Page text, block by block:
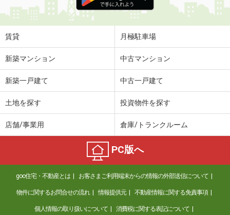
賃貸 月極駐車場
新築マンション 中古マンション
新築一戸建て 中古一戸建て
土地を探す 投資物件を探す
店舗/事業用 倉庫/トランクルーム
PC版へ
goo住宅・不動産とは お客さまご利用端末からの情報の外部送信について
物件に関するお問合せの流れ 情報提供元 不動産情報に関する免責事項
個人情報の取り扱いについて 消費税に関する表記について